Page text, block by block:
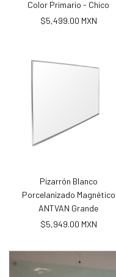
Color Primario - Chico
$5,499.00 MXN
Pizarrón Blanco
Porcelanizado Magnético
ANTVAN Grande
$5,949.00 MXN